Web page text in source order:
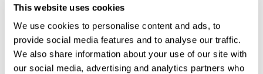
This website uses cookies
We use cookies to personalise content and ads, to
provide social media features and to analyse our traffic.
We also share information about your use of our site with
our social media, advertising and analytics partners who
vydraženo za:
5 500 Kč
Zpět na aukční výsledky